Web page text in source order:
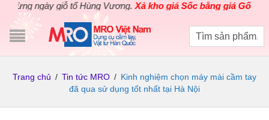
ngày giỗ tổ Hùng Vương.Xả kho giá Sốc bằng giá Gốccho các
Trang chủ / Tin tức MRO / Kinh nghiệm chọn máy mài cầm tay
đã qua sử dụng tốt nhất tại Hà Nội